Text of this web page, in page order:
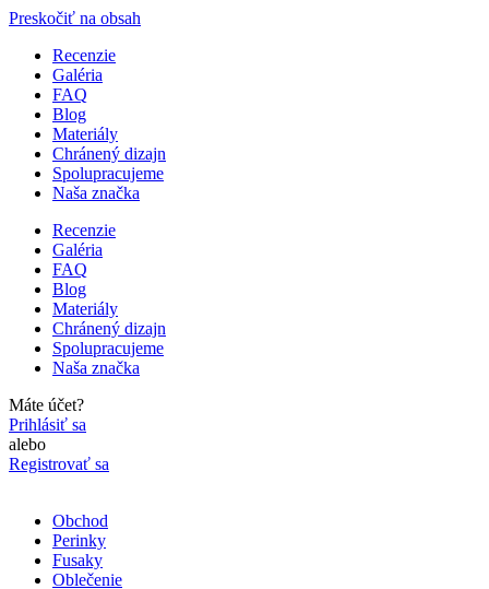
Preskočiť na obsah
Recenzie
Galéria
FAQ
Blog
Materiály
Chránený dizajn
Spolupracujeme
Naša značka
Recenzie
Galéria
FAQ
Blog
Materiály
Chránený dizajn
Spolupracujeme
Naša značka
Máte účet?
Prihlásiť sa
alebo
Registrovať sa
Obchod
Perinky
Fusaky
Oblečenie